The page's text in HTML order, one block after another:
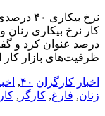
نرخ
درصد عنوان کرد و
ظرفیت‌های بازار
اخبار کارگران ۴۰,
زنان, فارغ, کارگر ,